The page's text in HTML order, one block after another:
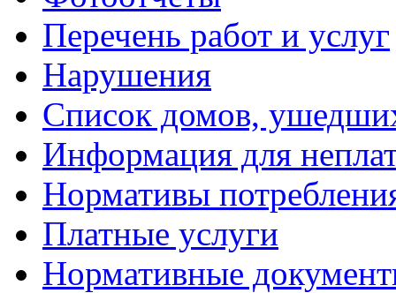
Перечень работ и услуг
Нарушения
Список домов,
Информация для
Нормативы
Платные услуги
Нормативные